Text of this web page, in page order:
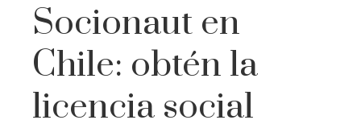
Socionaut en
Chile: obtén la
licencia social